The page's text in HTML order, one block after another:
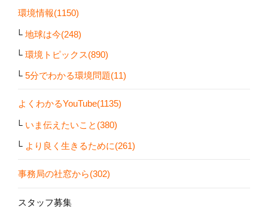
環境情報(1150)
地球は今(248)
環境トピックス(890)
5分でわかる環境問題(11)
よくわかるYouTube(1135)
いま伝えたいこと(380)
より良く生きるために(261)
事務局の社窓から(302)
スタッフ募集